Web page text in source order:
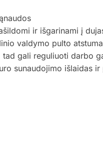
ir išgarinami į
valdymo pulto
gali reguliuoti darbo
sunaudojimo išlaidas